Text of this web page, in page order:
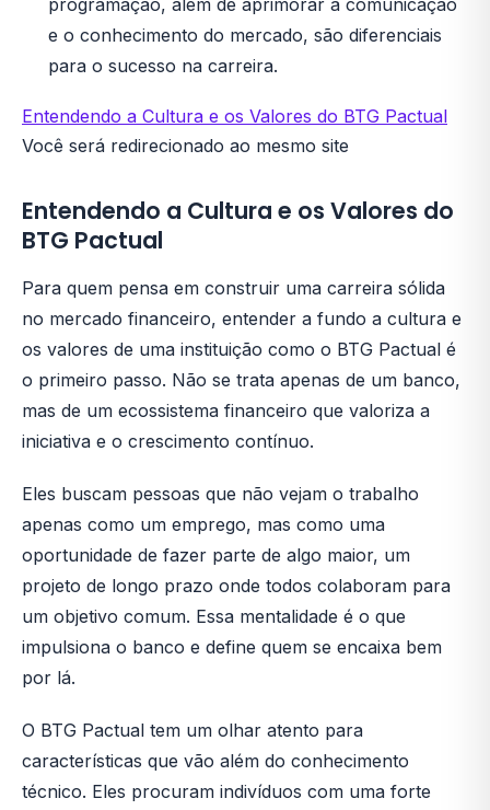
programação, além de aprimorar a comunicação
e o conhecimento do mercado, são diferenciais
para o sucesso na carreira.
Entendendo a Cultura e os Valores do BTG Pactual
Você será redirecionado ao mesmo site
Entendendo a Cultura e os Valores do
BTG Pactual
Para quem pensa em construir uma carreira sólida
no mercado financeiro, entender a fundo a cultura e
os valores de uma instituição como o BTG Pactual é
o primeiro passo. Não se trata apenas de um banco,
mas de um ecossistema financeiro que valoriza a
iniciativa e o crescimento contínuo.
Eles buscam pessoas que não vejam o trabalho
apenas como um emprego, mas como uma
oportunidade de fazer parte de algo maior, um
projeto de longo prazo onde todos colaboram para
um objetivo comum. Essa mentalidade é o que
impulsiona o banco e define quem se encaixa bem
por lá.
O BTG Pactual tem um olhar atento para
características que vão além do conhecimento
técnico. Eles procuram indivíduos com uma forte